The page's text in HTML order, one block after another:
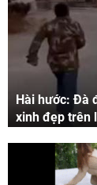
Hài hước: Đà
xinh đẹp trên